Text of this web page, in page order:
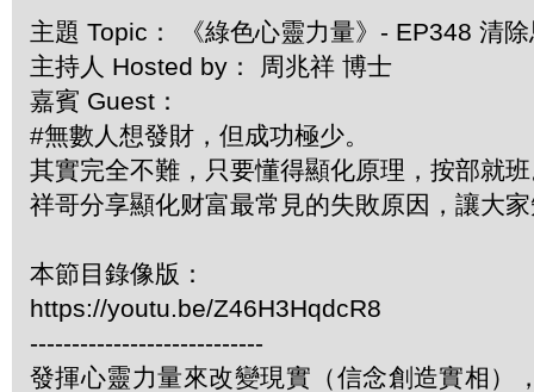
主題 Topic： 《綠色心靈力量》- EP348 清
主持人 Hosted by： 周兆祥 博士
嘉賓 Guest：
#無數人想發財，但成功極少。
其實完全不難，只要懂得顯化原理，按部就
祥哥分享顯化财富最常見的失敗原因，讓大
本節目錄像版：
https://youtu.be/Z46H3HqdcR8
----------------------------
發揮心靈力量來改變現實（信念創造實相）